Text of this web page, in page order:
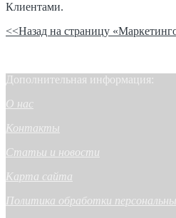
Клиентами.
<<Назад на страницу
Дополнительная информация:
О нас
Контакты
Статьи и новости
Карта сайта
Политика обработки